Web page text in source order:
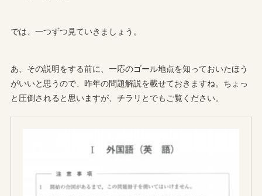
では、一つずつ見ていきましょう。
あ、その説明をする前に、一応のゴール地点を知っておいたほう
がいいと思うので、昨年の問題解説を載せておきますね。ちょっ
と圧倒されると思いますが、チラリとでもご覧ください。